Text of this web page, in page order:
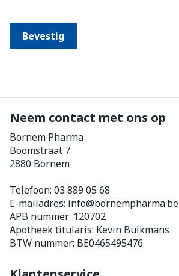
Bevestig
Neem contact met ons op
Bornem Pharma
Boomstraat 7
2880 Bornem
Telefoon: 03 889 05 68
E-mailadres: info@bornempharma.be
APB nummer: 120702
Apotheek titularis: Kevin Bulkmans
BTW nummer: BE0465495476